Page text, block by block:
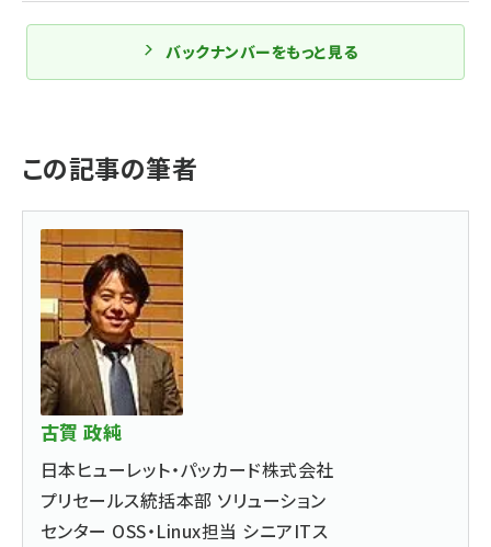
バックナンバーをもっと見る
この記事の筆者
古賀 政純
日本ヒューレット・パッカード株式会社
プリセールス統括本部 ソリューション
センター OSS・Linux担当 シニアITス